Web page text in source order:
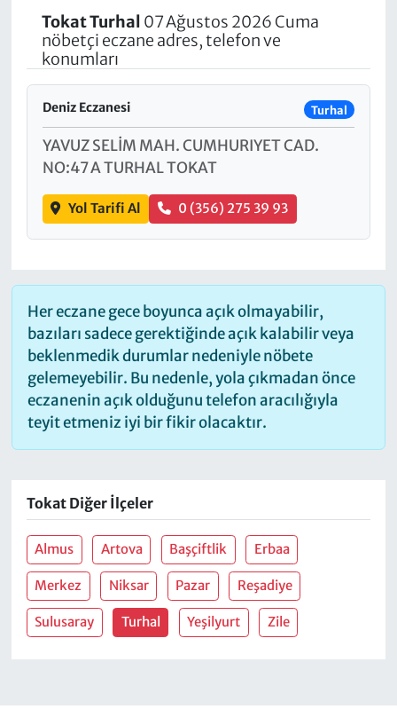
TokatTurhal 07 Ağustos 2026 Cuma
nöbetçi eczane adres, telefon ve
konumları
Deniz Eczanesi Turhal
YAVUZ SELİM MAH. CUMHURIYET CAD.
NO:47 A TURHAL TOKAT
Yol Tarifi Al 0 (356) 275 39 93
Her eczane gece boyunca açık olmayabilir,
bazıları sadece gerektiğinde açık kalabilir veya
beklenmedik durumlar nedeniyle nöbete
gelemeyebilir. Bu nedenle, yola çıkmadan önce
eczanenin açık olduğunu telefon aracılığıyla
teyit etmeniz iyi bir fikir olacaktır.
Tokat Diğer İlçeler
Almus Artova Başçiftlik Erbaa
Merkez Niksar Pazar Reşadiye
Sulusaray Turhal Yeşilyurt Zile